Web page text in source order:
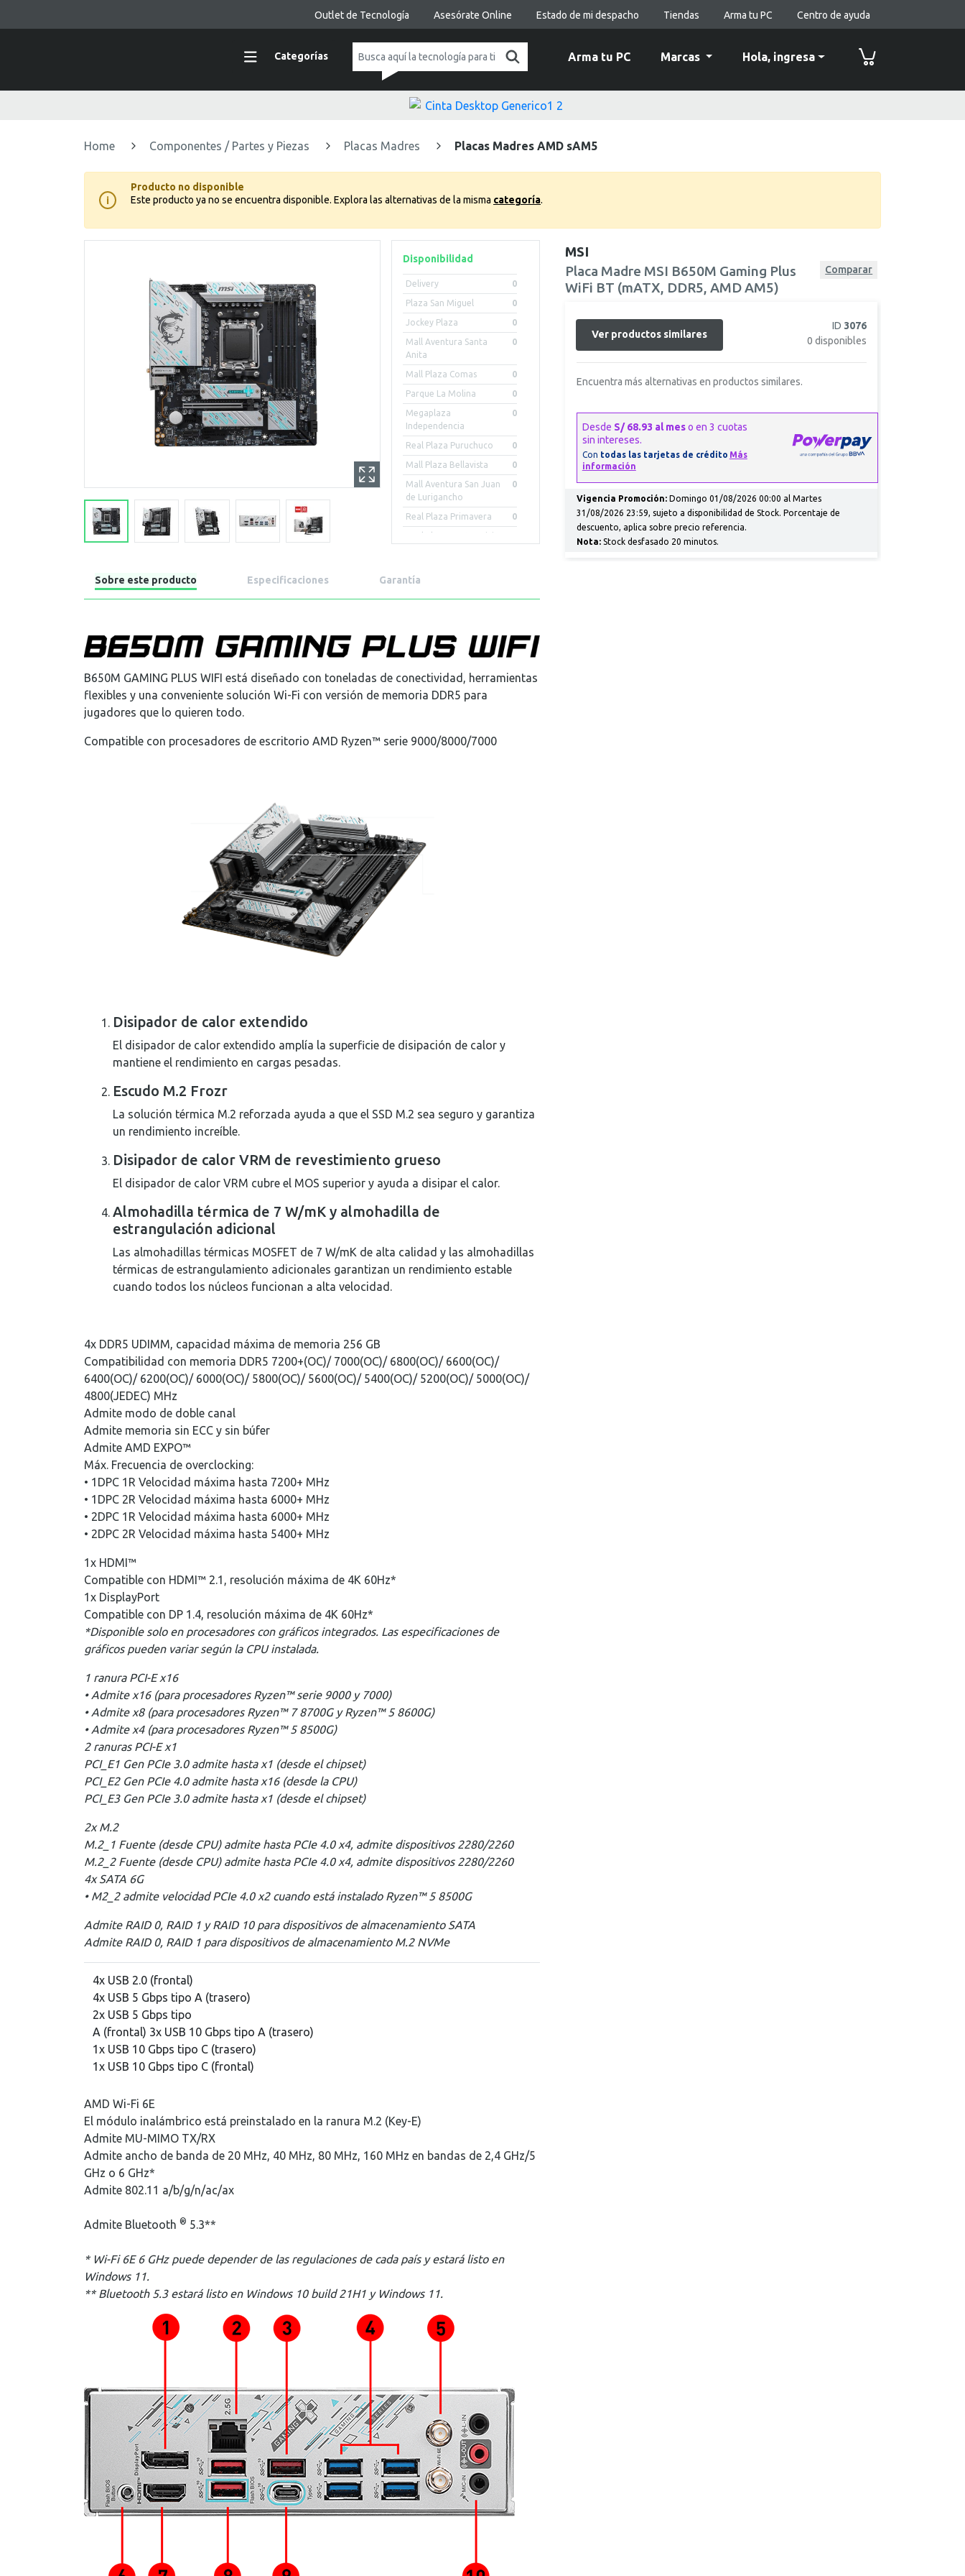
Outlet de Tecnología Asesórate Online Estado de mi despacho Tiendas Arma tu PC Centro de ayuda
Categorías Arma tu PC Marcas Hola, ingresa
Home Componentes / Partes y Piezas Placas Madres Placas Madres AMD sAM5
i
Producto no disponible
Este producto ya no se encuentra disponible. Explora las alternativas de la misma categoría.
Disponibilidad
Delivery 0
Plaza San Miguel 0
Jockey Plaza 0
Mall Aventura Santa
Anita
0
Mall Plaza Comas 0
Parque La Molina 0
Megaplaza
Independencia
0
Real Plaza Puruchuco 0
Mall Plaza Bellavista 0
Mall Aventura San Juan
de Lurigancho
0
Real Plaza Primavera 0
Real Plaza Centro Civico
Mall Plaza Arequipa -
Porongoche
Real Plaza Piura 0
Mall Plaza Trujillo 0
Sobre este producto Especificaciones Garantía
B650M GAMING PLUS WIFI está diseñado con toneladas de conectividad, herramientas
flexibles y una conveniente solución Wi-Fi con versión de memoria DDR5 para
jugadores que lo quieren todo.
Compatible con procesadores de escritorio AMD Ryzen™ serie 9000/8000/7000
Disipador de calor extendido
El disipador de calor extendido amplía la superficie de disipación de calor y
mantiene el rendimiento en cargas pesadas.
Escudo M.2 Frozr
La solución térmica M.2 reforzada ayuda a que el SSD M.2 sea seguro y garantiza
un rendimiento increíble.
Disipador de calor VRM de revestimiento grueso
El disipador de calor VRM cubre el MOS superior y ayuda a disipar el calor.
Almohadilla térmica de 7 W/mK y almohadilla de
estrangulación adicional
Las almohadillas térmicas MOSFET de 7 W/mK de alta calidad y las almohadillas
térmicas de estrangulamiento adicionales garantizan un rendimiento estable
cuando todos los núcleos funcionan a alta velocidad.
4x DDR5 UDIMM, capacidad máxima de memoria 256 GB
Compatibilidad con memoria DDR5 7200+(OC)/ 7000(OC)/ 6800(OC)/ 6600(OC)/
6400(OC)/ 6200(OC)/ 6000(OC)/ 5800(OC)/ 5600(OC)/ 5400(OC)/ 5200(OC)/ 5000(OC)/
4800(JEDEC) MHz
Admite modo de doble canal
Admite memoria sin ECC y sin búfer
Admite AMD EXPO™
Máx. Frecuencia de overclocking:
• 1DPC 1R Velocidad máxima hasta 7200+ MHz
• 1DPC 2R Velocidad máxima hasta 6000+ MHz
• 2DPC 1R Velocidad máxima hasta 6000+ MHz
• 2DPC 2R Velocidad máxima hasta 5400+ MHz
1x HDMI™
Compatible con HDMI™ 2.1, resolución máxima de 4K 60Hz*
1x DisplayPort
Compatible con DP 1.4, resolución máxima de 4K 60Hz*
*Disponible solo en procesadores con gráficos integrados. Las especificaciones de
gráficos pueden variar según la CPU instalada.
1 ranura PCI-E x16
• Admite x16 (para procesadores Ryzen™ serie 9000 y 7000)
• Admite x8 (para procesadores Ryzen™ 7 8700G y Ryzen™ 5 8600G)
• Admite x4 (para procesadores Ryzen™ 5 8500G)
2 ranuras PCI-E x1
PCI_E1 Gen PCIe 3.0 admite hasta x1 (desde el chipset)
PCI_E2 Gen PCIe 4.0 admite hasta x16 (desde la CPU)
PCI_E3 Gen PCIe 3.0 admite hasta x1 (desde el chipset)
2x M.2
M.2_1 Fuente (desde CPU) admite hasta PCIe 4.0 x4, admite dispositivos 2280/2260
M.2_2 Fuente (desde CPU) admite hasta PCIe 4.0 x4, admite dispositivos 2280/2260
4x SATA 6G
• M2_2 admite velocidad PCIe 4.0 x2 cuando está instalado Ryzen™ 5 8500G
Admite RAID 0, RAID 1 y RAID 10 para dispositivos de almacenamiento SATA
Admite RAID 0, RAID 1 para dispositivos de almacenamiento M.2 NVMe
4x USB 2.0 (frontal)
4x USB 5 Gbps tipo A (trasero)
2x USB 5 Gbps tipo
A (frontal) 3x USB 10 Gbps tipo A (trasero)
1x USB 10 Gbps tipo C (trasero)
1x USB 10 Gbps tipo C (frontal)
AMD Wi-Fi 6E
El módulo inalámbrico está preinstalado en la ranura M.2 (Key-E)
Admite MU-MIMO TX/RX
Admite ancho de banda de 20 MHz, 40 MHz, 80 MHz, 160 MHz en bandas de 2,4 GHz/5
GHz o 6 GHz*
Admite 802.11 a/b/g/n/ac/ax
Admite Bluetooth ® 5.3**
* Wi-Fi 6E 6 GHz puede depender de las regulaciones de cada país y estará listo en
Windows 11.
** Bluetooth 5.3 estará listo en Windows 10 build 21H1 y Windows 11.
MSI
Placa Madre MSI B650M Gaming Plus
WiFi BT (mATX, DDR5, AMD AM5)
Comparar
Ver productos similares
ID 3076
0disponibles
Encuentra más alternativas en productos similares.
Vigencia Promoción:Domingo 01/08/2026 00:00 al Martes
31/08/2026 23:59, sujeto a disponibilidad de Stock. Porcentaje de
descuento, aplica sobre precio referencia.
Nota:Stock desfasado 20 minutos.